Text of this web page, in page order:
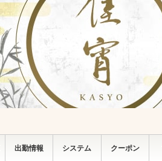
出勤情報 システム クーポン